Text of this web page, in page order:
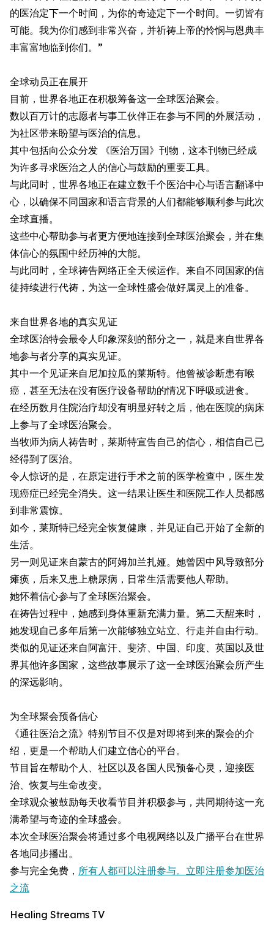
的医治定下一个时间，为你的奇迹定下一个时间。一切皆有
可能。我为你们感到非常兴奋，并祈祷上帝的怜悯与恩典丰
丰富富地临到你们。”
全球动员正在展开
目前，世界各地正在积极筹备这一全球医治聚会。
数以百万计的志愿者与事工伙伴正在参与不同的外展活动，
为社区带来盼望与医治的信息。
其中包括向公众分发 《医治万国》刊物，这本刊物已经成
为许多寻求医治之人的信心与鼓励的重要工具。
与此同时，世界各地正在建立数千个医治中心与语言翻译中
心，以确保不同国家和语言背景的人们都能够顺利参与此次
全球直播。
这些中心帮助参与者更方便地连接到全球医治聚会，并在集
体信心的氛围中经历神的大能。
与此同时，全球祷告网络正全天候运作。来自不同国家的信
徒持续进行代祷，为这一全球性盛会做好属灵上的准备。
来自世界各地的真实见证
全球医治特会最令人印象深刻的部分之一，就是来自世界各
地参与者分享的真实见证。
其中一个见证来自尼加拉瓜的莱斯特。他曾被诊断患有喉
癌，甚至无法在没有医疗设备帮助的情况下呼吸或进食。
在经历数月住院治疗却没有明显好转之后，他在医院的病床
上参与了全球医治聚会。
当牧师为病人祷告时，莱斯特宣告自己的信心，相信自己已
经得到了医治。
令人惊讶的是，在原定进行手术之前的医学检查中，医生发
现癌症已经完全消失。这一结果让医生和医院工作人员都感
到非常震惊。
如今，莱斯特已经完全恢复健康，并见证自己开始了全新的
生活。
另一则见证来自蒙古的阿姆加兰扎娅。她曾因中风导致部分
瘫痪，后来又患上糖尿病，日常生活需要他人帮助。
她怀着信心参与了全球医治聚会。
在祷告过程中，她感到身体重新充满力量。第二天醒来时，
她发现自己多年后第一次能够独立站立、行走并自由行动。
类似的见证还来自阿富汗、斐济、中国、印度、英国以及世
界其他许多国家，这些故事展示了这一全球医治聚会所产生
的深远影响。
为全球聚会预备信心
《通往医治之流》特别节目不仅是对即将到来的聚会的介
绍，更是一个帮助人们建立信心的平台。
节目旨在帮助个人、社区以及各国人民预备心灵，迎接医
治、恢复与生命改变。
全球观众被鼓励每天收看节目并积极参与，共同期待这一充
满希望与奇迹的全球盛会。
本次全球医治聚会将通过多个电视网络以及广播平台在世界
各地同步播出。
参与完全免费， 所有人都可以注册参与。立即注册参加医治
之流
Healing Streams TV